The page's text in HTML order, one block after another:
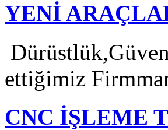
YENİ
ettiğimiz
CNC İŞLEME